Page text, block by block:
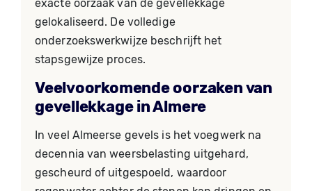
exacte oorzaak van de gevellekkage
gelokaliseerd. De volledige
onderzoekswerkwijze beschrijft het
stapsgewijze proces.
Veelvoorkomende oorzaken van
gevellekkage in Almere
In veel Almeerse gevels is het voegwerk na
decennia van weersbelasting uitgehard,
gescheurd of uitgespoeld, waardoor